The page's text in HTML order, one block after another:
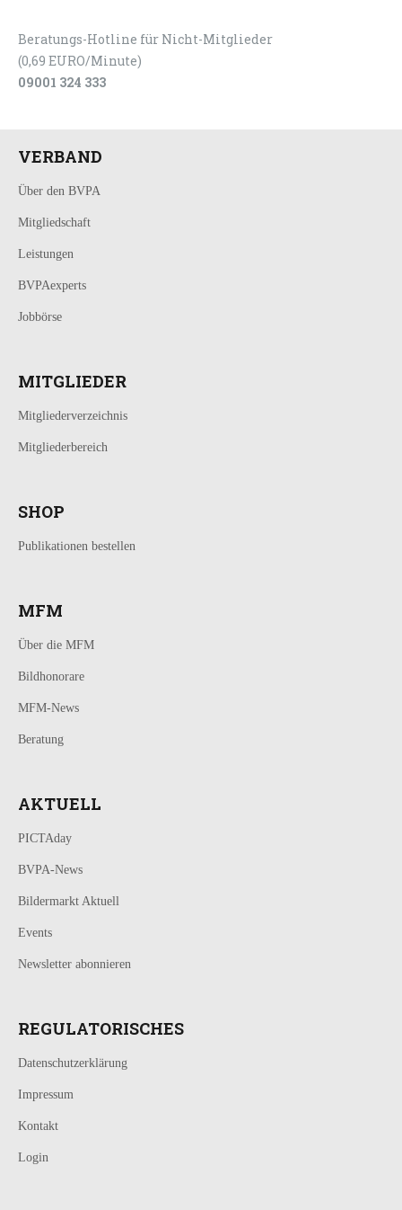
Beratungs-Hotline für Nicht-Mitglieder
(0,69 EURO/Minute)
09001 324 333
VERBAND
Über den BVPA
Mitgliedschaft
Leistungen
BVPAexperts
Jobbörse
MITGLIEDER
Mitgliederverzeichnis
Mitgliederbereich
SHOP
Publikationen bestellen
MFM
Über die MFM
Bildhonorare
MFM-News
Beratung
AKTUELL
PICTAday
BVPA-News
Bildermarkt Aktuell
Events
Newsletter abonnieren
REGULATORISCHES
Datenschutzerklärung
Impressum
Kontakt
Login